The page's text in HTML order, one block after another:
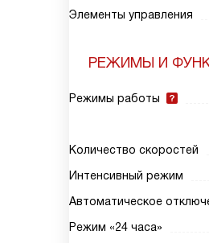
Элементы управления
РЕЖИМЫ И
Режимы работы
Количество скоростей
Интенсивный режим
Автоматическое
Режим «24 часа»